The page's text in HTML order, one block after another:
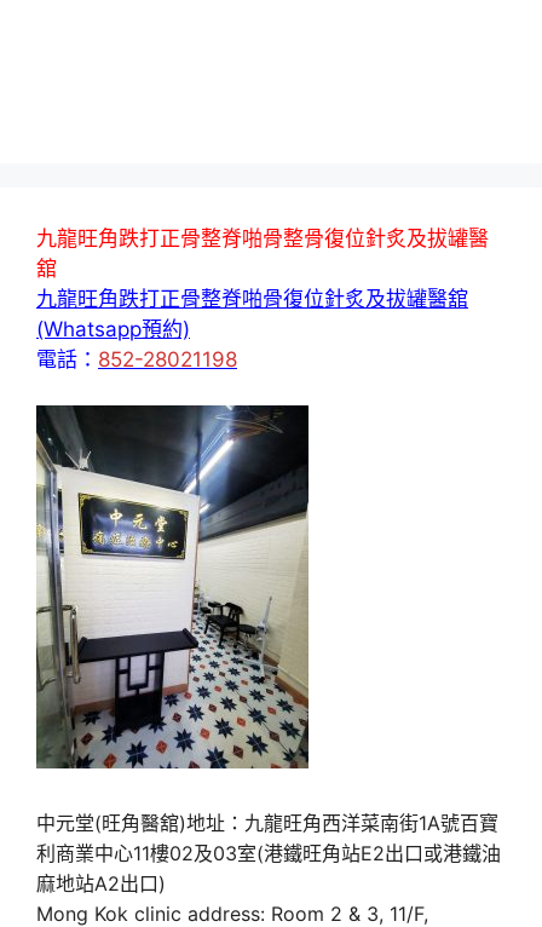
九龍旺角跌打正骨整脊啪骨整骨復位針炙及拔罐醫
舘
九龍旺角跌打正骨整脊啪骨復位針炙及拔罐醫舘
(Whatsapp預約)
電話： 852-28021198
中元堂(旺角醫舘)地址：九龍旺角西洋菜南街1A號百寶
利商業中心11樓02及03室(港鐵旺角站E2出口或港鐵油
麻地站A2出口)
Mong Kok clinic address: Room 2 & 3, 11/F,